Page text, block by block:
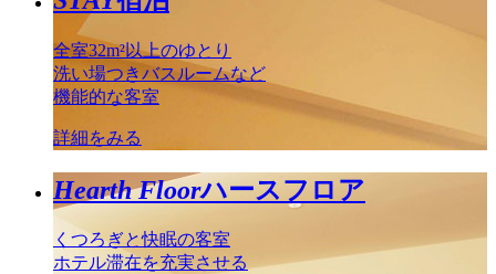
全室32m²以上のゆとり
洗い場つきバスルームなど
機能的な客室
詳細をみる
Hearth Floorハースフロア
くつろぎと快眠の客室
ホテル滞在を充実させる